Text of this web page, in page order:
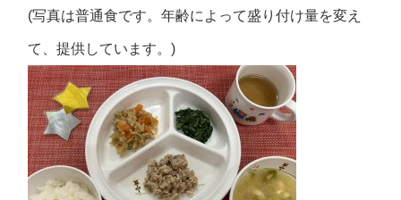
(写真は普通食です。年齢によって盛り付け量を変え
て、提供しています。)